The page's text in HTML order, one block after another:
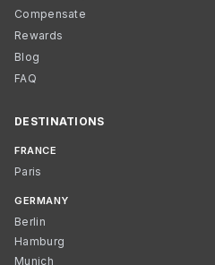
Compensate
Rewards
Blog
FAQ
DESTINATIONS
FRANCE
Paris
GERMANY
Berlin
Hamburg
Munich